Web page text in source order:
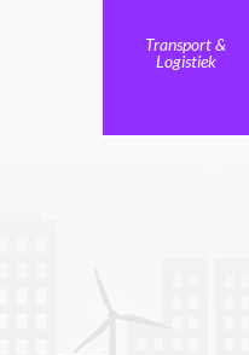
Transport &
Logistiek